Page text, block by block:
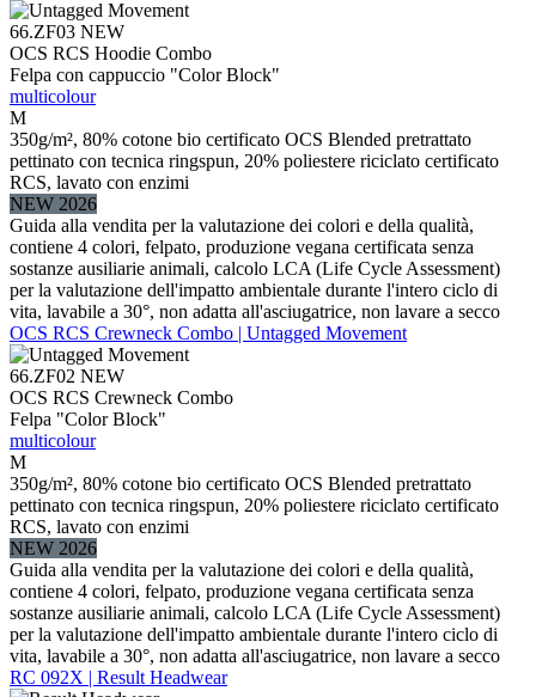
66.ZF03 NEW
OCS RCS Hoodie Combo
Felpa con cappuccio "Color Block"
multicolour
M
350g/m², 80% cotone bio certificato OCS Blended pretrattato
pettinato con tecnica ringspun, 20% poliestere riciclato certificato
RCS, lavato con enzimi
NEW 2026
Guida alla vendita per la valutazione dei colori e della qualità,
contiene 4 colori, felpato, produzione vegana certificata senza
sostanze ausiliarie animali, calcolo LCA (Life Cycle Assessment)
per la valutazione dell'impatto ambientale durante l'intero ciclo di
vita, lavabile a 30°, non adatta all'asciugatrice, non lavare a secco
OCS RCS Crewneck Combo | Untagged Movement
66.ZF02 NEW
OCS RCS Crewneck Combo
Felpa "Color Block"
multicolour
M
350g/m², 80% cotone bio certificato OCS Blended pretrattato
pettinato con tecnica ringspun, 20% poliestere riciclato certificato
RCS, lavato con enzimi
NEW 2026
Guida alla vendita per la valutazione dei colori e della qualità,
contiene 4 colori, felpato, produzione vegana certificata senza
sostanze ausiliarie animali, calcolo LCA (Life Cycle Assessment)
per la valutazione dell'impatto ambientale durante l'intero ciclo di
vita, lavabile a 30°, non adatta all'asciugatrice, non lavare a secco
RC 092X | Result Headwear